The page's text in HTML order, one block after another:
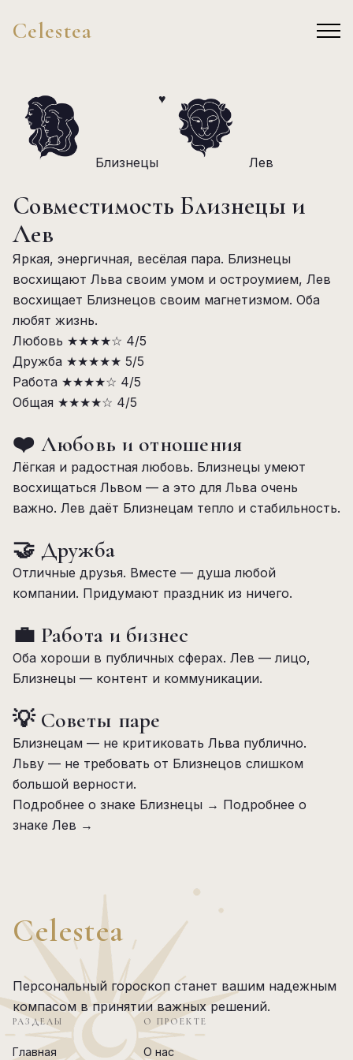
Celestea
Близнецы
♥
Лев
Совместимость Близнецы и
Лев
Яркая, энергичная, весёлая пара. Близнецы
восхищают Льва своим умом и остроумием, Лев
восхищает Близнецов своим магнетизмом. Оба
любят жизнь.
Любовь ★★★★☆ 4/5
Дружба ★★★★★ 5/5
Работа ★★★★☆ 4/5
Общая ★★★★☆ 4/5
❤️ Любовь и отношения
Лёгкая и радостная любовь. Близнецы умеют
восхищаться Львом — а это для Льва очень
важно. Лев даёт Близнецам тепло и стабильность.
🤝 Дружба
Отличные друзья. Вместе — душа любой
компании. Придумают праздник из ничего.
💼 Работа и бизнес
Оба хороши в публичных сферах. Лев — лицо,
Близнецы — контент и коммуникации.
💡 Советы паре
Близнецам — не критиковать Льва публично.
Льву — не требовать от Близнецов слишком
большой верности.
Подробнее о знаке Близнецы → Подробнее о
знаке Лев →
Celestea
Персональный гороскоп станет вашим надежным
компасом в принятии важных решений.
РАЗДЕЛЫ
Главная
О ПРОЕКТЕ
О нас